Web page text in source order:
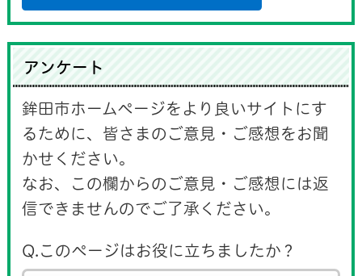
アンケート
鉾田市ホームページをより良いサイトにす
るために、皆さまのご意見・ご感想をお聞
かせください。
なお、この欄からのご意見・ご感想には返
信できませんのでご了承ください。
Q.このページはお役に立ちましたか？